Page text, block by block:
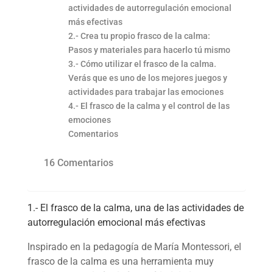
actividades de autorregulación emocional
más efectivas
2.- Crea tu propio frasco de la calma:
Pasos y materiales para hacerlo tú mismo
3.- Cómo utilizar el frasco de la calma.
Verás que es uno de los mejores juegos y
actividades para trabajar las emociones
4.- El frasco de la calma y el control de las
emociones
Comentarios
16 Comentarios
1.- El frasco de la calma, una de las actividades de
autorregulación emocional más efectivas
Inspirado en la pedagogía de María Montessori, el
frasco de la calma es una herramienta muy